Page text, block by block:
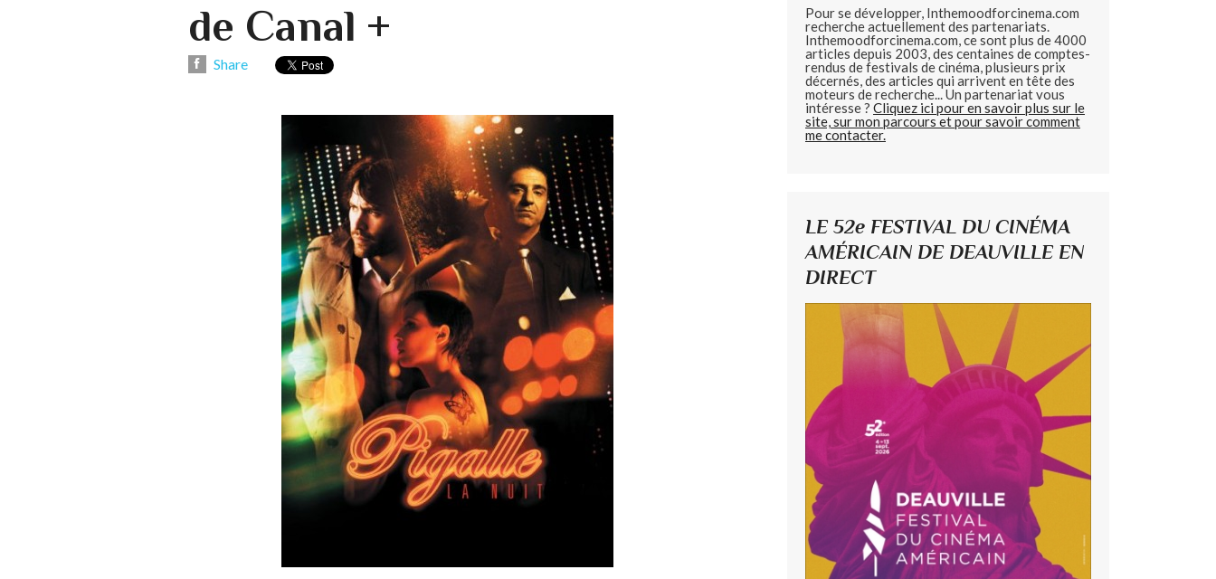
de Canal +
Share
Pour se développer, Inthemoodforcinema.com
recherche actuellement des partenariats.
Inthemoodforcinema.com, ce sont plus de 4000
articles depuis 2003, des centaines de comptes-
rendus de festivals de cinéma, plusieurs prix
décernés, des articles qui arrivent en tête des
moteurs de recherche... Un partenariat vous
intéresse ? Cliquez ici pour en savoir plus sur le
site, sur mon parcours et pour savoir comment
me contacter.
LE 52e FESTIVAL DU CINÉMA
AMÉRICAIN DE DEAUVILLE EN
DIRECT